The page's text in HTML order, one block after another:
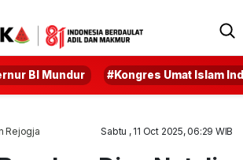
BI Mundur #Kongres Umat Islam
Rejogja Sabtu , 11 Oct 2025, 06:29 WIB